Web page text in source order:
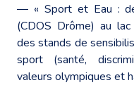
― « Sport et Eau :
(CDOS Drôme) au
des stands de
sport (santé,
valeurs olympiques et